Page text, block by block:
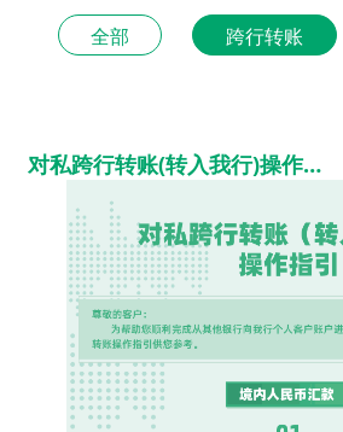
全部
跨行转账
引
对私跨行转账(转入我行)操作指引